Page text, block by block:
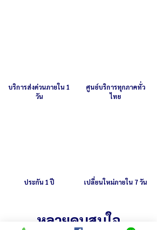
บริการส่งด่วนภายใน 1
วัน
ศูนย์บริการทุกภาคทั่ว
ไทย
ประกัน 1 ปี เปลี่ยนใหม่ภายใน 7 วัน
หลายคนสนใจ